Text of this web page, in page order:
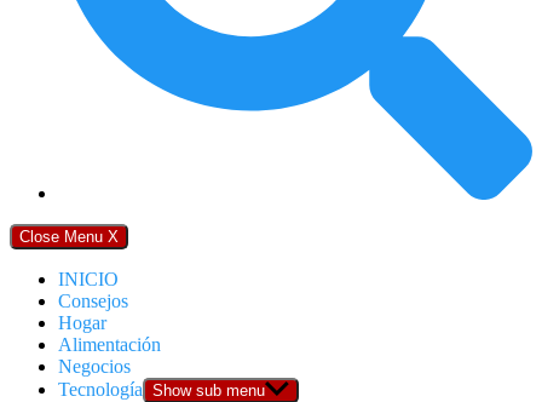
Close Menu X
INICIO
Consejos
Hogar
Alimentación
Negocios
Tecnología Show sub menu